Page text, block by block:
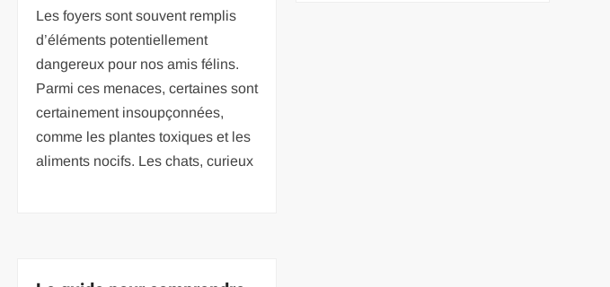
Les foyers sont souvent remplis
d’éléments potentiellement
dangereux pour nos amis félins.
Parmi ces menaces, certaines sont
certainement insoupçonnées,
comme les plantes toxiques et les
aliments nocifs. Les chats, curieux